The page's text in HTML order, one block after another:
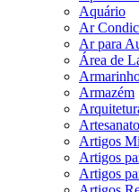
Aquário
Ar
Ar para
Área de
Armazém
Artesanato
Artigos
Artigos
Artigos